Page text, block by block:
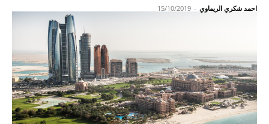
احمد شكري الريماوي -
15/10/2019